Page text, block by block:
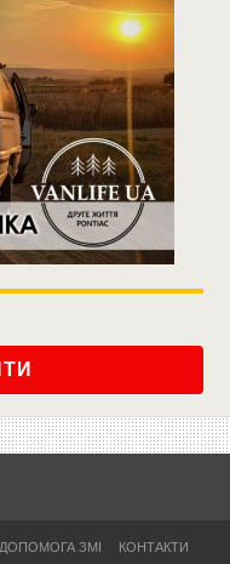
ДОПОМОГА ЗМІ КОНТАКТИ